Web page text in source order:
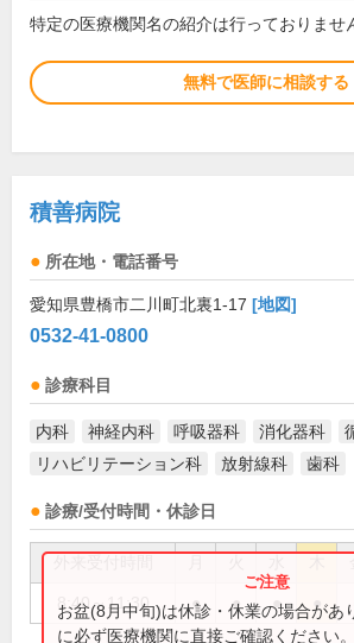
特定の医療機関名の紹介は行っておりませ
無料で医師に相談する
積善病院
所在地・電話番号
愛知県豊橋市二川町北裏1-17 [地図]
0532-41-0800
診療科目
内科 神経内科 呼吸器科 消化器科
リハビリテーション科
放射線科 歯科
診療/受付時間・休診日
8:40～11:30 ● ● ● ●
お盆(8月中旬)は休診・休業の場合があ
に必ず医療機関に直接ご確認ください。